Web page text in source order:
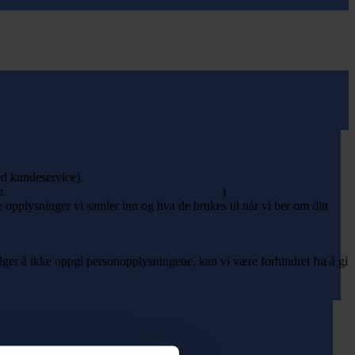
kundeservice).
)
vi samler inn og hva de brukes til når vi ber om ditt
å ikke oppgi personopplysningene, kan vi være forhindret fra å gi